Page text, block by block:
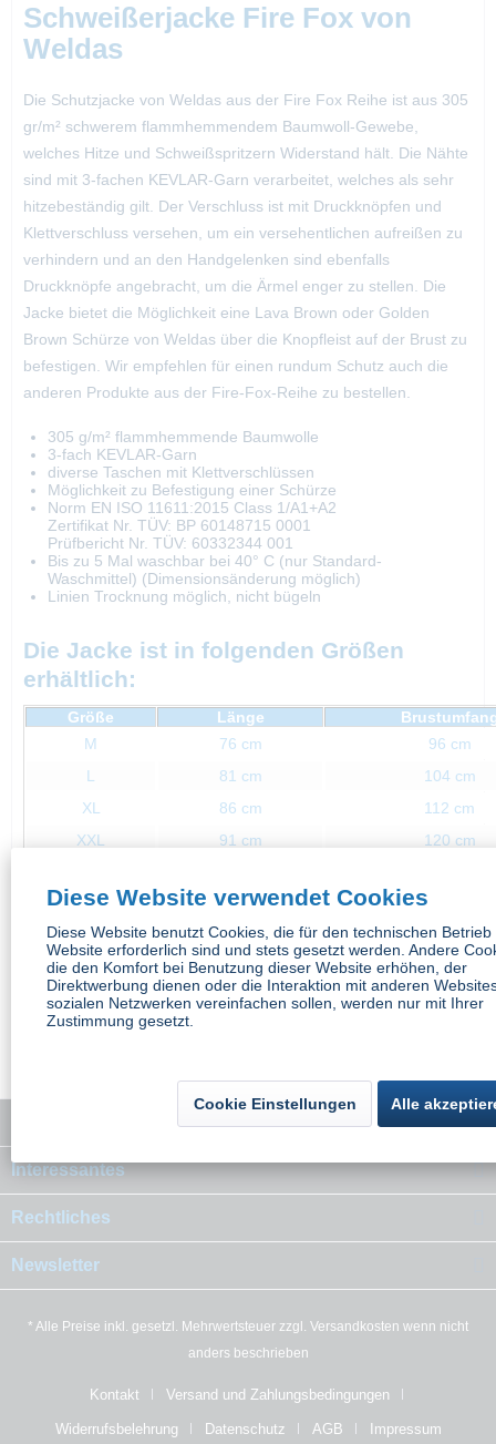
Schweißerjacke Fire Fox von
Weldas
Die Schutzjacke von Weldas aus der Fire Fox Reihe ist aus 305
gr/m² schwerem flammhemmendem Baumwoll-Gewebe,
welches Hitze und Schweißspritzern Widerstand hält. Die Nähte
sind mit 3-fachen KEVLAR-Garn verarbeitet, welches als sehr
hitzebeständig gilt. Der Verschluss ist mit Druckknöpfen und
Klettverschluss versehen, um ein versehentlichen aufreißen zu
verhindern und an den Handgelenken sind ebenfalls
Druckknöpfe angebracht, um die Ärmel enger zu stellen. Die
Jacke bietet die Möglichkeit eine Lava Brown oder Golden
Brown Schürze von Weldas über die Knopfleist auf der Brust zu
befestigen. Wir empfehlen für einen rundum Schutz auch die
anderen Produkte aus der Fire-Fox-Reihe zu bestellen.
305 g/m² flammhemmende Baumwolle
3-fach KEVLAR-Garn
diverse Taschen mit Klettverschlüssen
Möglichkeit zu Befestigung einer Schürze
Norm EN ISO 11611:2015 Class 1/A1+A2
Zertifikat Nr. TÜV: BP 60148715 0001
Prüfbericht Nr. TÜV: 60332344 001
Bis zu 5 Mal waschbar bei 40° C (nur Standard-
Waschmittel) (Dimensionsänderung möglich)
Linien Trocknung möglich, nicht bügeln
Die Jacke ist in folgenden Größen
erhältlich:
Größe Länge
M
76 cm
96 cm
L
81 cm
104 cm
XL
86 cm
112 cm
XXL
91 cm 120 cm
Zubehör 4
Ähnliche Artikel
Interessantes
Rechtliches
Newsletter
* Alle Preise inkl. gesetzl. Mehrwertsteuer zzgl. Versandkosten wenn nicht
anders beschrieben
Kontakt Versand und Zahlungsbedingungen
Widerrufsbelehrung Datenschutz AGB Impressum
Diese Website verwendet Cookies
Diese Website benutzt Cookies, die für den technischen Betrieb
Website erforderlich sind und stets gesetzt werden. Andere
die den Komfort bei Benutzung dieser Website erhöhen, der
Direktwerbung dienen oder die Interaktion mit anderen
sozialen Netzwerken vereinfachen sollen, werden nur mit Ihrer
Zustimmung gesetzt.
Cookie Einstellungen Alle